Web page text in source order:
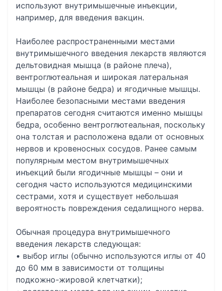
используют внутримышечные инъекции,
например, для введения вакцин.
Наиболее распространенными местами
внутримышечного введения лекарств являются
дельтовидная мышца (в районе плеча),
вентроглютеальная и широкая латеральная
мышцы (в районе бедра) и ягодичные мышцы.
Наиболее безопасными местами введения
препаратов сегодня считаются именно мышцы
бедра, особенно вентроглютеальная, поскольку
она толстая и расположена вдали от основных
нервов и кровеносных сосудов. Ранее самым
популярным местом внутримышечных
инъекций были ягодичные мышцы – они и
сегодня часто используются медицинскими
сестрами, хотя и существует небольшая
вероятность повреждения седалищного нерва.
Обычная процедура внутримышечного
введения лекарств следующая:
• выбор иглы (обычно используются иглы от 40
до 60 мм в зависимости от толщины
подкожно-жировой клетчатки);